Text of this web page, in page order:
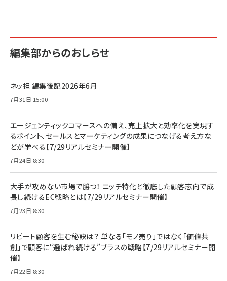
編集部からのおしらせ
ネッ担 編集後記2026年6月
7月31日 15:00
エージェンティックコマースへの備え、売上拡大と効率化を実現す
るポイント、セールスとマーケティングの成果につなげる考え方な
どが学べる【7/29リアルセミナー開催】
7月24日 8:30
大手が攻めない市場で勝つ！ ニッチ特化と徹底した顧客志向で成
長し続けるEC戦略とは【7/29リアルセミナー開催】
7月23日 8:30
リピート顧客を生む秘訣は？ 単なる「モノ売り」ではなく「価値共
創」で顧客に“選ばれ続ける”プラスの戦略【7/29リアルセミナー開
催】
7月22日 8:30